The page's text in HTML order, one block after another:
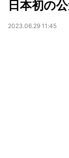
日本初の
2023.06.29 11:45